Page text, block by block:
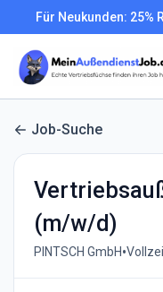
Für Neukunden: 25%
Job-Suche
(m/w/d)
PINTSCH GmbH•